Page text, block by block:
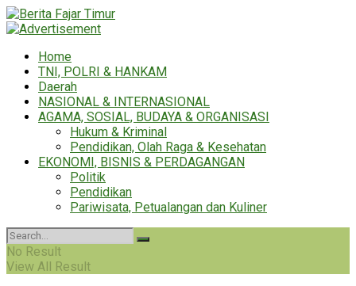
Home
TNI, POLRI & HANKAM
Daerah
NASIONAL & INTERNASIONAL
AGAMA, SOSIAL, BUDAYA & ORGANISASI
Hukum & Kriminal
Pendidikan, Olah Raga & Kesehatan
EKONOMI, BISNIS & PERDAGANGAN
Politik
Pendidikan
Pariwisata, Petualangan dan Kuliner
No Result
View All Result